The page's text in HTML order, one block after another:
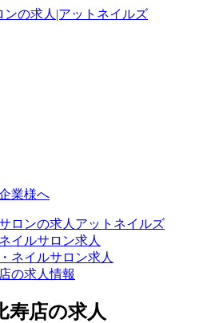
業様へ
ロンの求人アットネイルズ
イルサロン求人
ネイルサロン求人
の求人情報
寿店の求人